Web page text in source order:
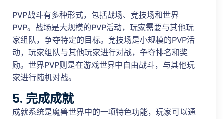
PVP战斗有多种形式，包括战场、竞技场和世界
PVP。战场是大规模的PVP活动，玩家需要与其他玩
家组队，争夺特定的目标。竞技场是小规模的PVP活
动，玩家组队与其他玩家进行对战，争夺排名和奖
励。世界PVP则是在游戏世界中自由战斗，与其他玩
家进行随机对战。
5. 完成成就
成就系统是魔兽世界中的一项特色功能，玩家可以通